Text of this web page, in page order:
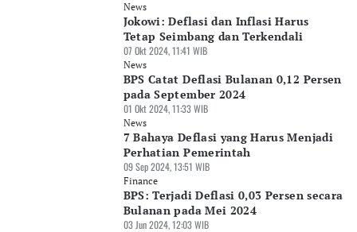
News
Jokowi: Deflasi dan Inflasi Harus
Tetap Seimbang dan Terkendali
07 Okt 2024, 11:41 WIB
News
BPS Catat Deflasi Bulanan 0,12 Persen
pada September 2024
01 Okt 2024, 11:33 WIB
News
7 Bahaya Deflasi yang Harus Menjadi
Perhatian Pemerintah
09 Sep 2024, 13:51 WIB
Finance
BPS: Terjadi Deflasi 0,03 Persen secara
Bulanan pada Mei 2024
03 Jun 2024, 12:03 WIB